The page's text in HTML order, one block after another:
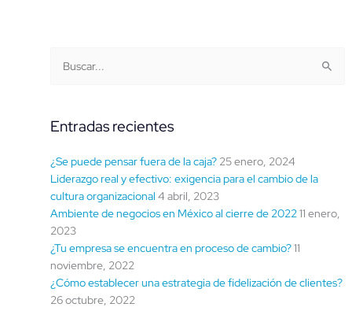
Buscar:
Entradas recientes
¿Se puede pensar fuera de la caja? 25 enero, 2024
Liderazgo real y efectivo: exigencia para el cambio de la
cultura organizacional 4 abril, 2023
Ambiente de negocios en México al cierre de 202211 enero,
2023
¿Tu empresa se encuentra en proceso de cambio?11
noviembre, 2022
¿Cómo establecer una estrategia de fidelización de clientes?
26 octubre, 2022
por